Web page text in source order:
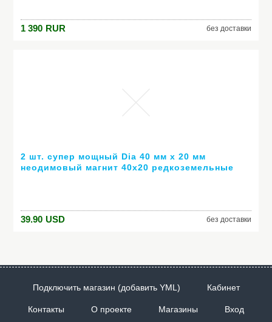
1 390 RUR без доставки
2 шт. супер мощный Dia 40 мм х 20 мм
неодимовый магнит 40x20 редкоземельные
39.90 USD без доставки
Подключить магазин (добавить YML) Кабинет
Контакты О проекте Магазины Вход